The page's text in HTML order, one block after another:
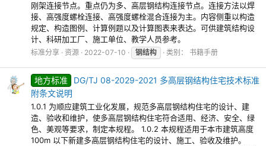
刚架连接节点。重点仍为多、高层钢结构连接节点。连接方法以焊
接、高强度螺栓连接、高强度螺栓混合连接为主。内容侧重以构造
规定、构造图例、计算例题以及计算图表来表达。可供建筑结构设
计、科研加工厂、施工单位、教学人员参考。
标准分享 资源 2022-07-10 钢结构 类别： 书籍手册
地方标准
DG/TJ 08-2029-2021 多高层钢结构住宅技术标准
附条文说明
1.0.1 为顺应建筑工业化发展，规范多高层钢结构住宅的设计、建
造、验收和维护，使多高层钢结构住宅符合适用、经济、安全、绿
色、美观等要求，制定本规程。 1.0.2 本规程适用于本市建筑高度
100m 以下新建多高层钢结构住宅的设计、施工、验收及维护。